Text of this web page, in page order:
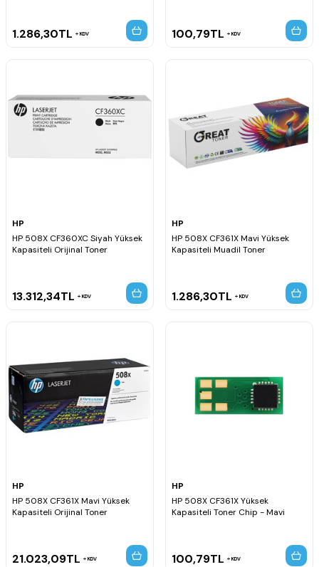
1.286,30TL KDV 100,79TL KDV
HP
HP 508X CF360XC Siyah Yüksek
Kapasiteli Orijinal Toner
13.312,34TL KDV
HP
HP 508X CF361X Mavi Yüksek
Kapasiteli Muadil Toner
1.286,30TL KDV
HP
HP 508X CF361X Mavi Yüksek
Kapasiteli Orijinal Toner
21.023,09TL KDV
HP
HP 508X CF361X Yüksek
Kapasiteli Toner Chip - Mavi
100,79TL KDV